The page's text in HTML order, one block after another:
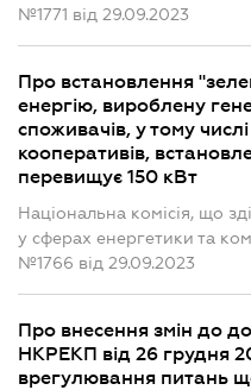
№1771 від 29.09.2023
Про встановлення
енергію, вироблену
споживачів, у тому
кооперативів,
перевищує 150 кВт
Національна комісія, що
у сферах енергетики та
№1766 від 29.09.2023
Про внесення змін до
НКРЕКП від 26 грудня
врегулювання питань